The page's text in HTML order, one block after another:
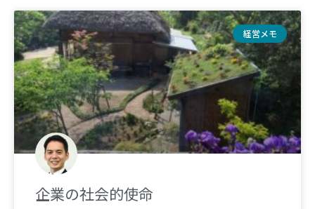
経営メモ
企業の社会的使命